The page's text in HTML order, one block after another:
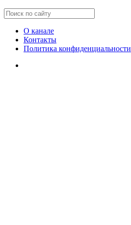
О канале
Контакты
Политика конфиденциальности